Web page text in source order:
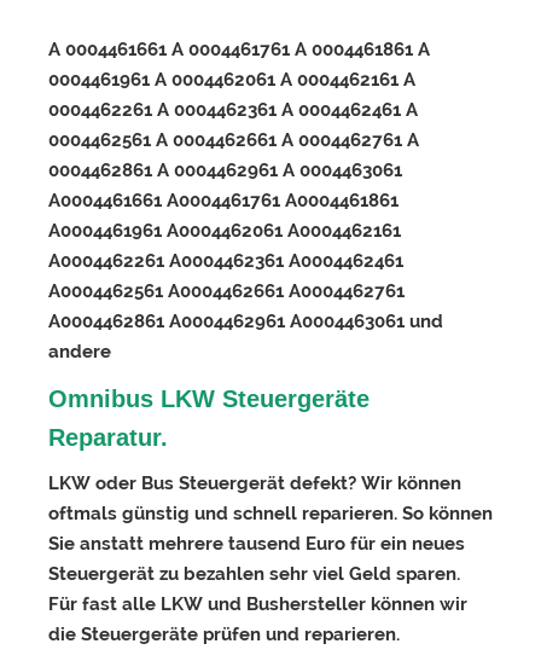
A 0004461661 A 0004461761 A 0004461861 A
0004461961 A 0004462061 A 0004462161 A
0004462261 A 0004462361 A 0004462461 A
0004462561 A 0004462661 A 0004462761 A
0004462861 A 0004462961 A 0004463061
A0004461661 A0004461761 A0004461861
A0004461961 A0004462061 A0004462161
A0004462261 A0004462361 A0004462461
A0004462561 A0004462661 A0004462761
A0004462861 A0004462961 A0004463061 und
andere
Omnibus LKW Steuergeräte
Reparatur.
LKW oder Bus Steuergerät defekt? Wir können
oftmals günstig und schnell reparieren. So können
Sie anstatt mehrere tausend Euro für ein neues
Steuergerät zu bezahlen sehr viel Geld sparen.
Für fast alle LKW und Bushersteller können wir
die Steuergeräte prüfen und reparieren.